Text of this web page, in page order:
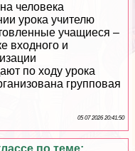
человека
урока учителю
учащиеся –
входного и
по ходу урока
групповая
05 07 2026 20:41:50